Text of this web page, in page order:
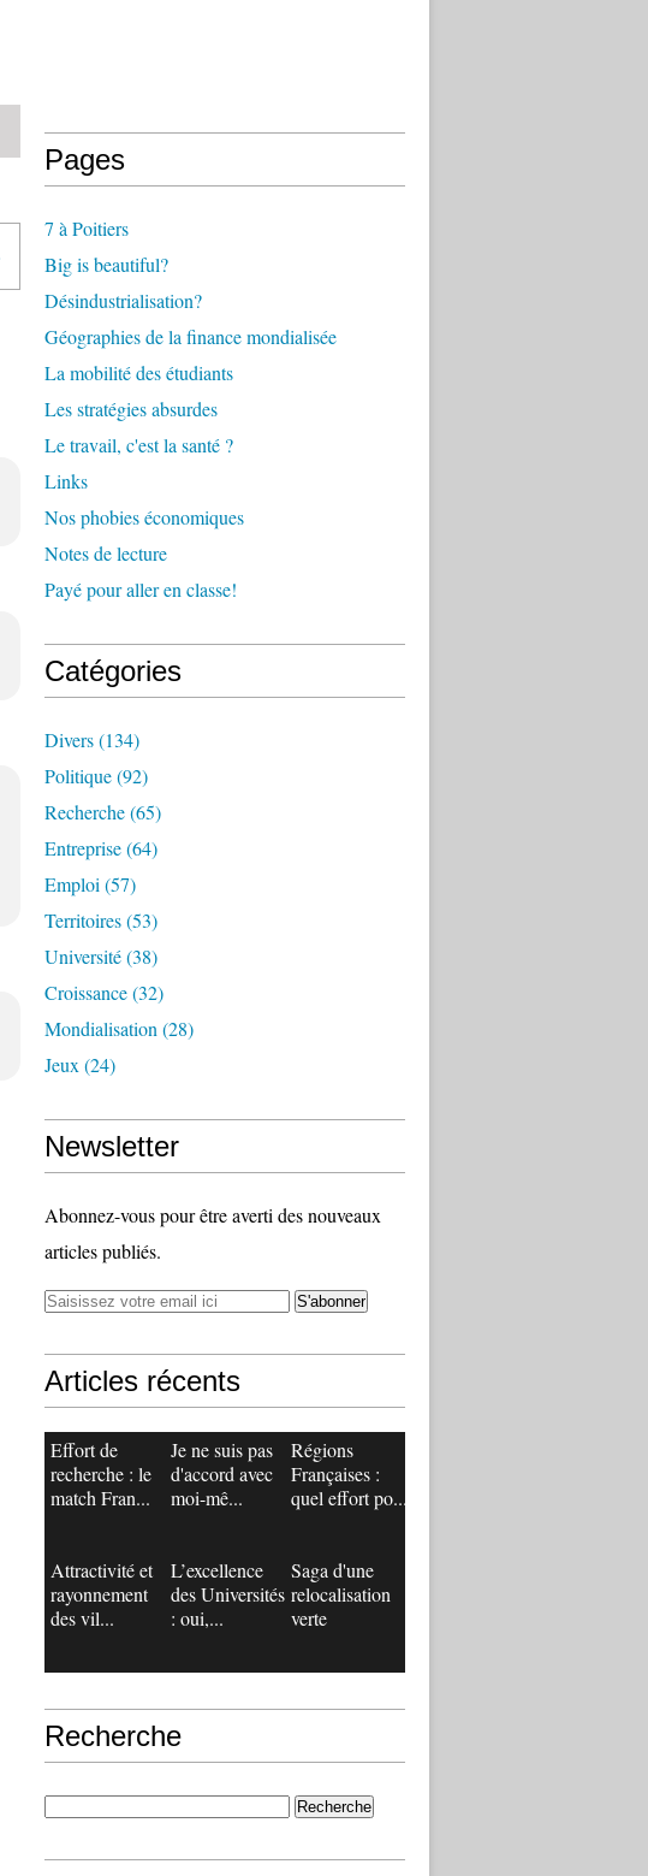
Pages
7 à Poitiers
Big is beautiful?
Désindustrialisation?
Géographies de la finance mondialisée
La mobilité des étudiants
Les stratégies absurdes
Le travail, c'est la santé ?
Links
Nos phobies économiques
Notes de lecture
Payé pour aller en classe!
Catégories
Divers(134)
Politique(92)
Recherche(65)
Entreprise(64)
Emploi (57)
Territoires(53)
Université(38)
Croissance(32)
Mondialisation (28)
Jeux (24)
Newsletter
Abonnez-vous pour être averti des nouveaux
articles publiés.
Articles récents
Effort de
recherche : le
match Fran...
Je ne suis pas
d'accord avec
moi-mê...
Régions
Françaises :
quel effort po...
Attractivité et
rayonnement
des vil...
L’excellence
des Universités
: oui,...
Saga d'une
relocalisation
verte
Recherche